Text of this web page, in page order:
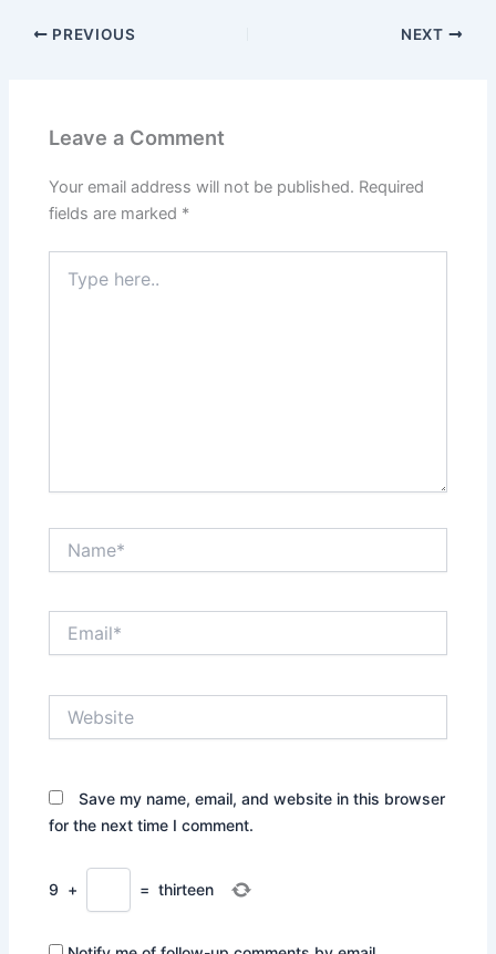
PREVIOUS NEXT
Leave a Comment
Your email address will not be published. Required
fields are marked *
here..
Save my name, email, and website in this browser
for the next time I comment.
9 + = thirteen